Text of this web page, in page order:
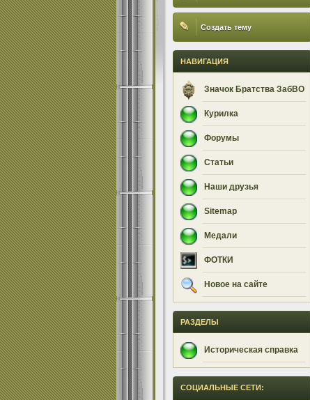
✎ Создать тему
НАВИГАЦИЯ
Значок Братства ЗабВО
Курилка
Форумы
Статьи
Наши друзья
Sitemap
Медали
ФОТКИ
Новое на сайте
РАЗДЕЛЫ
Историческая справка
СОЦИАЛЬНЫЕ СЕТИ: